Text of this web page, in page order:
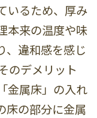
いるため、厚み
本来の温度や味
、違和感を感じ
のデメリット
金属床」の入れ
床の部分に金属